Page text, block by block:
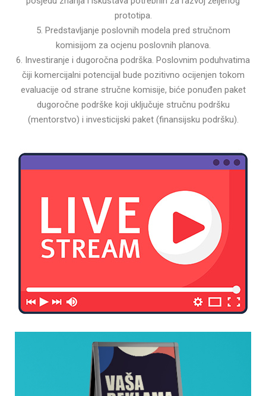
prototipa.
5. Predstavljanje poslovnih modela pred stručnom
komisijom za ocjenu poslovnih planova.
6. Investiranje i dugoročna podrška. Poslovnim poduhvatima
čiji komercijalni potencijal bude pozitivno ocijenjen tokom
evaluacije od strane stručne komisije, biće ponuđen paket
dugoročne podrške koji uključuje stručnu podršku
(mentorstvo) i investicijski paket (finansijsku podršku).